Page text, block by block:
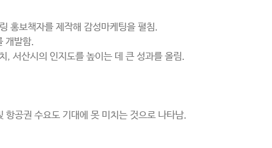
홍보책자를 제작해 감성마케팅을 펼침.
개발함.
, 서산시의 인지도를 높이는 데 큰 성과를 올림.
공권 수요도 기대에 못 미치는 것으로 나타남.